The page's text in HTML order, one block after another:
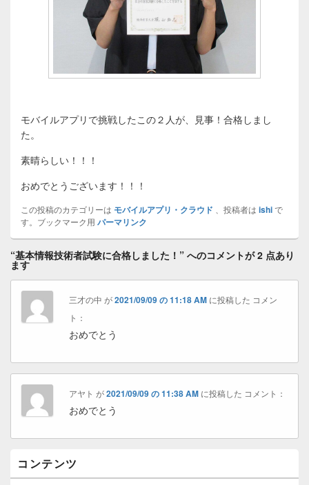
モバイルアプリで挑戦したこの２人が、見事！合格しまし
た。
素晴らしい！！！
おめでとうございます！！！
この投稿のカテゴリーは モバイルアプリ・クラウド 、投稿者は ishiで
す。ブックマーク用 パーマリンク
“基本情報技術者試験に合格しました！ ” へのコメントが 2 点あり
ます
三才の中 が2021/09/09 の 11:18 AM に投稿した コメン
ト：
おめでとう
アヤト が2021/09/09 の 11:38 AM に投稿した コメント：
おめでとう
Sidebar
コンテンツ